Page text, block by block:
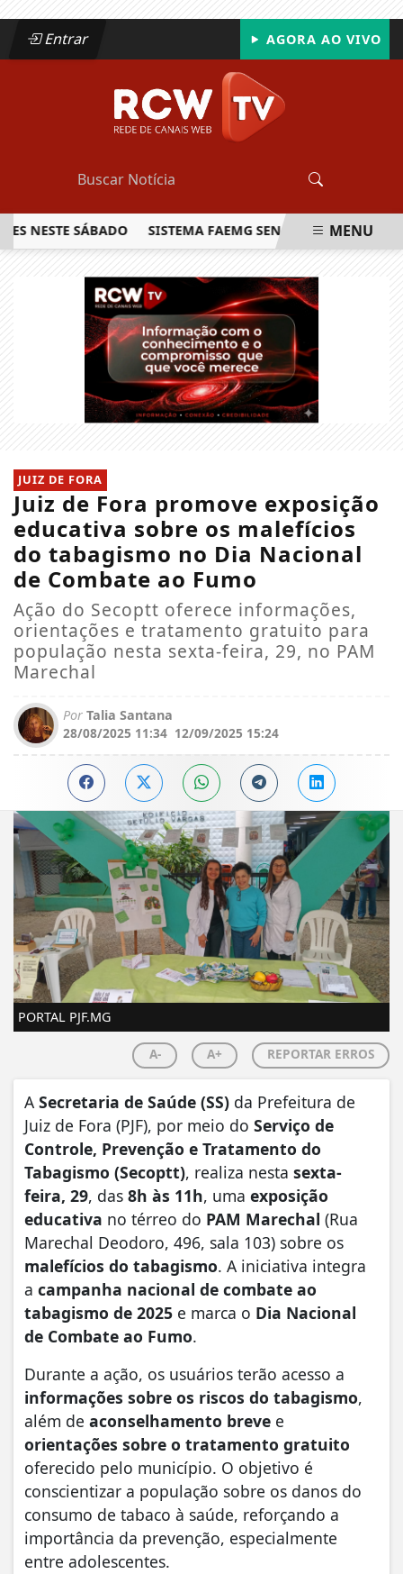
Entrar AGORA AO VIVO
SÁBADO SISTEMA FAEMG SENAR LANÇA O PRIMEIRO
MENU
JUIZ DE FORA
Juiz de Fora promove exposição
educativa sobre os malefícios
do tabagismo no Dia Nacional
de Combate ao Fumo
Ação do Secoptt oferece informações,
orientações e tratamento gratuito para
população nesta sexta-feira, 29, no PAM
Marechal
Por Talia Santana
28/08/2025 11:34 12/09/2025 15:24
PORTAL PJF.MG
A- A+ REPORTAR ERROS
A Secretaria de Saúde (SS) da Prefeitura de
Juiz de Fora (PJF), por meio do Serviço de
Controle, Prevenção e Tratamento do
Tabagismo (Secoptt), realiza nesta sexta-
feira, 29, das 8h às 11h, uma exposição
educativa no térreo do PAM Marechal (Rua
Marechal Deodoro, 496, sala 103) sobre os
malefícios do tabagismo. A iniciativa integra
a campanha nacional de combate ao
tabagismo de 2025 e marca o Dia Nacional
de Combate ao Fumo.
Durante a ação, os usuários terão acesso a
informações sobre os riscos do tabagismo,
além de aconselhamento breve e
orientações sobre o tratamento gratuito
oferecido pelo município. O objetivo é
conscientizar a população sobre os danos do
consumo de tabaco à saúde, reforçando a
importância da prevenção, especialmente
entre adolescentes.